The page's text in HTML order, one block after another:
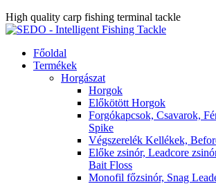
High quality carp fishing terminal tackle
Főoldal
Termékek
Horgászat
Horgok
Előkötött Horgok
Forgókapcsok, Csavarok,
Spike
Végszerelék Kellékek,
Előke zsinór, Leadcore
Bait Floss
Monofil főzsinór, Snag